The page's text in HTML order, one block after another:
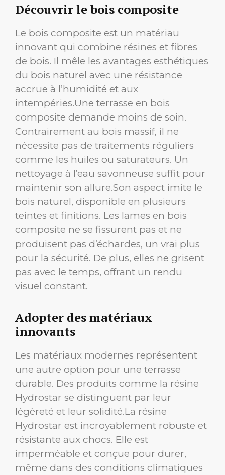
Découvrir le bois composite
Le bois composite est un matériau
innovant qui combine résines et fibres
de bois. Il mêle les avantages esthétiques
du bois naturel avec une résistance
accrue à l’humidité et aux
intempéries.Une terrasse en bois
composite demande moins de soin.
Contrairement au bois massif, il ne
nécessite pas de traitements réguliers
comme les huiles ou saturateurs. Un
nettoyage à l’eau savonneuse suffit pour
maintenir son allure.Son aspect imite le
bois naturel, disponible en plusieurs
teintes et finitions. Les lames en bois
composite ne se fissurent pas et ne
produisent pas d’échardes, un vrai plus
pour la sécurité. De plus, elles ne grisent
pas avec le temps, offrant un rendu
visuel constant.
Adopter des matériaux
innovants
Les matériaux modernes représentent
une autre option pour une terrasse
durable. Des produits comme la résine
Hydrostar se distinguent par leur
légèreté et leur solidité.La résine
Hydrostar est incroyablement robuste et
résistante aux chocs. Elle est
imperméable et conçue pour durer,
même dans des conditions climatiques